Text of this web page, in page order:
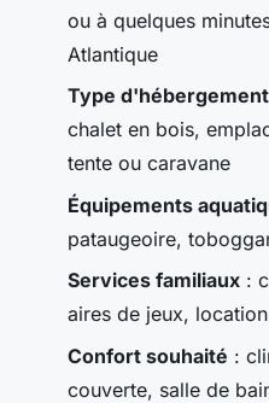
ou à quelques
Atlantique
Type d'hébergement
chalet en bois,
tente ou caravane
Équipements
pataugeoire,
Services familiaux :
aires de jeux,
Confort souhaité :
couverte, salle de